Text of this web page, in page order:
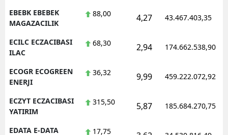
EBEBK EBEBEK
MAGAZACILIK
88,00 4,27 43.467.403,35
ECILC ECZACIBASI
ILAC
68,30 2,94 174.662.538,90
ECOGR ECOGREEN
ENERJI
36,32 9,99 459.222.072,92
ECZYT ECZACIBASI
YATIRIM
315,50 5,87 185.684.270,75
EDATA E-DATA
17,75